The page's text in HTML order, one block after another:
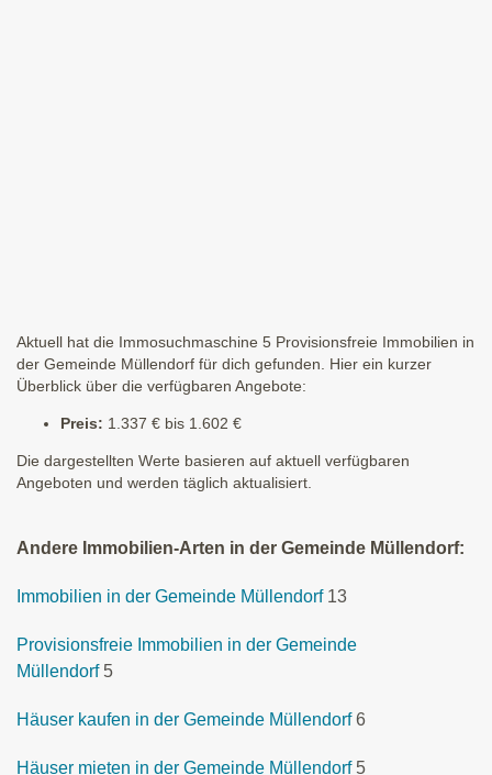
Aktuell hat die Immosuchmaschine 5 Provisionsfreie Immobilien in
der Gemeinde Müllendorf für dich gefunden. Hier ein kurzer
Überblick über die verfügbaren Angebote:
Preis: 1.337 € bis 1.602 €
Die dargestellten Werte basieren auf aktuell verfügbaren
Angeboten und werden täglich aktualisiert.
Andere Immobilien-Arten in der Gemeinde Müllendorf:
Immobilien in der Gemeinde Müllendorf 13
Provisionsfreie Immobilien in der Gemeinde
Müllendorf 5
Häuser kaufen in der Gemeinde Müllendorf 6
Häuser mieten in der Gemeinde Müllendorf 5